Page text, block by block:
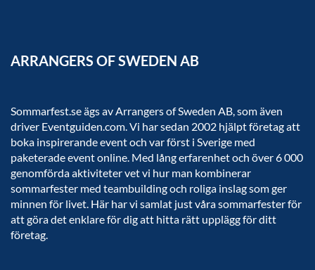
ARRANGERS OF SWEDEN AB
Sommarfest.se ägs av Arrangers of Sweden AB, som även
driver Eventguiden.com. Vi har sedan 2002 hjälpt företag att
boka inspirerande event och var först i Sverige med
paketerade event online. Med lång erfarenhet och över 6 000
genomförda aktiviteter vet vi hur man kombinerar
sommarfester med teambuilding och roliga inslag som ger
minnen för livet. Här har vi samlat just våra sommarfester för
att göra det enklare för dig att hitta rätt upplägg för ditt
företag.